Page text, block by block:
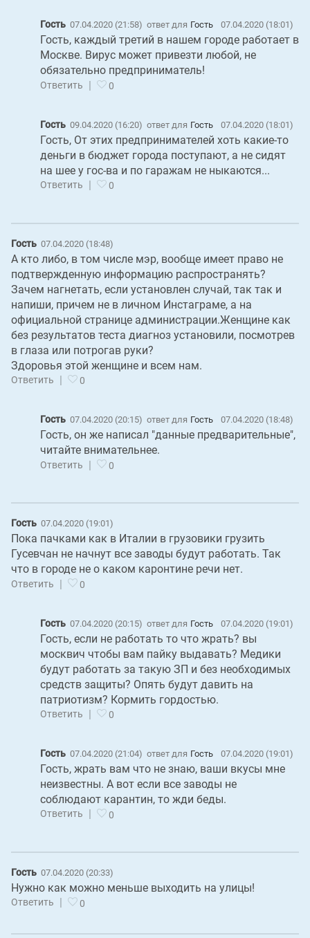
Гость 07.04.2020 (21:58) ответ для Гость 07.04.2020 (18:01)
Гость, каждый третий в нашем городе работает в
Москве. Вирус может привезти любой, не
обязательно предприниматель!
Ответить | 0
Гость 09.04.2020 (16:20) ответ для Гость 07.04.2020 (18:01)
Гость, От этих предпринимателей хоть какие-то
деньги в бюджет города поступают, а не сидят
на шее у гос-ва и по гаражам не ныкаются...
Ответить 0
Гость 07.04.2020 (18:48)
А кто либо, в том числе мэр, вообще имеет право не
подтвержденную информацию распространять?
Зачем нагнетать, если установлен случай, так так и
напиши, причем не в личном Инстаграме, а на
официальной странице администрации.Женщине как
без результатов теста диагноз установили, посмотрев
в глаза или потрогав руки?
Здоровья этой женщине и всем нам.
Ответить 0
Гость 07.04.2020 (20:15) ответ для Гость 07.04.2020 (18:48)
Гость, он же написал "данные предварительные",
читайте внимательнее.
Ответить | 0
Гость 07.04.2020 (19:01)
Пока пачками как в Италии в грузовики грузить
Гусевчан не начнут все заводы будут работать. Так
что в городе не о каком каронтине речи нет.
Ответить | 0
Гость 07.04.2020 (20:15) ответ для Гость 07.04.2020 (19:01)
Гость, если не работать то что жрать? вы
москвич чтобы вам пайку выдавать? Медики
будут работать за такую ЗП и без необходимых
средств защиты? Опять будут давить на
патриотизм? Кормить гордостью.
Ответить | 0
Гость 07.04.2020 (21:04) ответ для Гость 07.04.2020 (19:01)
Гость, жрать вам что не знаю, ваши вкусы мне
неизвестны. А вот если все заводы не
соблюдают карантин, то жди беды.
Ответить 0
Гость 07.04.2020 (20:33)
Нужно как можно меньше выходить на улицы!
Ответить 0